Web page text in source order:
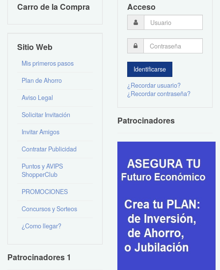
Carro de la Compra
Sitio Web
Mis primeros pasos
Plan de Ahorro
Aviso Legal
Solicitar Invitación
Invitar Amigos
Contratar Publicidad
Puntos y AVIPS
ShopperClub
PROMOCIONES
Concursos y Sorteos
¿Como llegar?
Patrocinadores 1
Acceso
¿Recordar usuario?
¿Recordar contraseña?
Patrocinadores